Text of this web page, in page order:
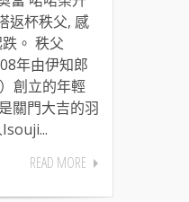
返杯秩父, 感
。 秩父
年由伊知郎
創立的年輕
關門大吉的羽
READ MORE